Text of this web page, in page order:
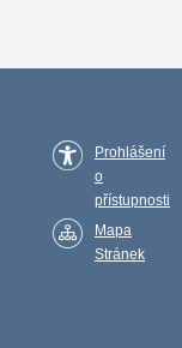
Prohlášení
o
přístupnosti
Mapa
Stránek